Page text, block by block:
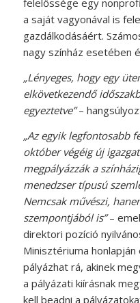
felelőssége egy
a saját vagyonával is
gazdálkodásáért.
nagy színház esetében
„Lényeges, hogy egy
elkövetkezendő
egyeztetve”–
„Az egyik legfontosabb
október végéig új
megpályázzák a
menedzser típusú
Nemcsak művészi,
szempontjából is”–
direktori pozíció
Minisztériuma
pályázhat rá, akinek
a pályázati kiírásnak
kell beadni a